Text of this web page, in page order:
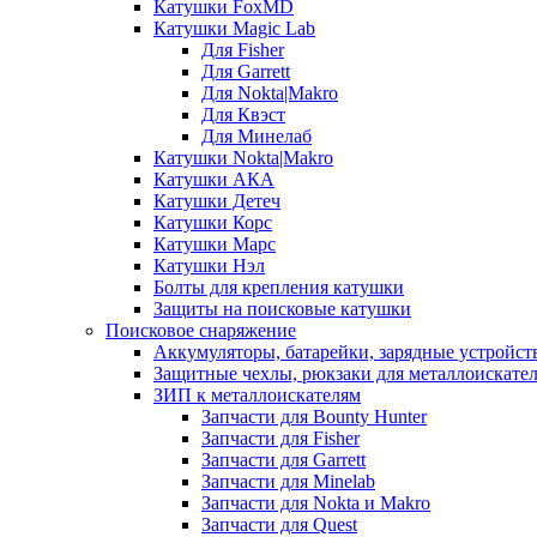
Катушки FoxMD
Катушки Magic Lab
Для Fisher
Для Garrett
Для Nokta|Makro
Для Квэст
Для Минелаб
Катушки Nokta|Makro
Катушки АКА
Катушки Детеч
Катушки Корс
Катушки Марс
Катушки Нэл
Болты для крепления катушки
Защиты на поисковые катушки
Поисковое снаряжение
Аккумуляторы, батарейки, зарядные
Защитные чехлы, рюкзаки для
ЗИП к металлоискателям
Запчасти для Bounty Hunter
Запчасти для Fisher
Запчасти для Garrett
Запчасти для Minelab
Запчасти для Nokta и Makro
Запчасти для Quest